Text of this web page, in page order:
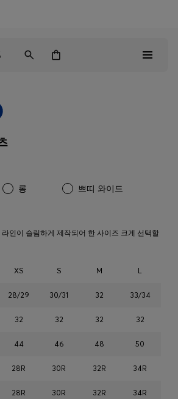
롱 쁘띠 와이드
인이 슬림하게 제작되어 한 사이즈 크게 선택할
XS S M L
28/29 30/31 32 33/34
32 32 32 32
44 46 48 50
28R 30R 32R 34R
28R 30R 32R 34R